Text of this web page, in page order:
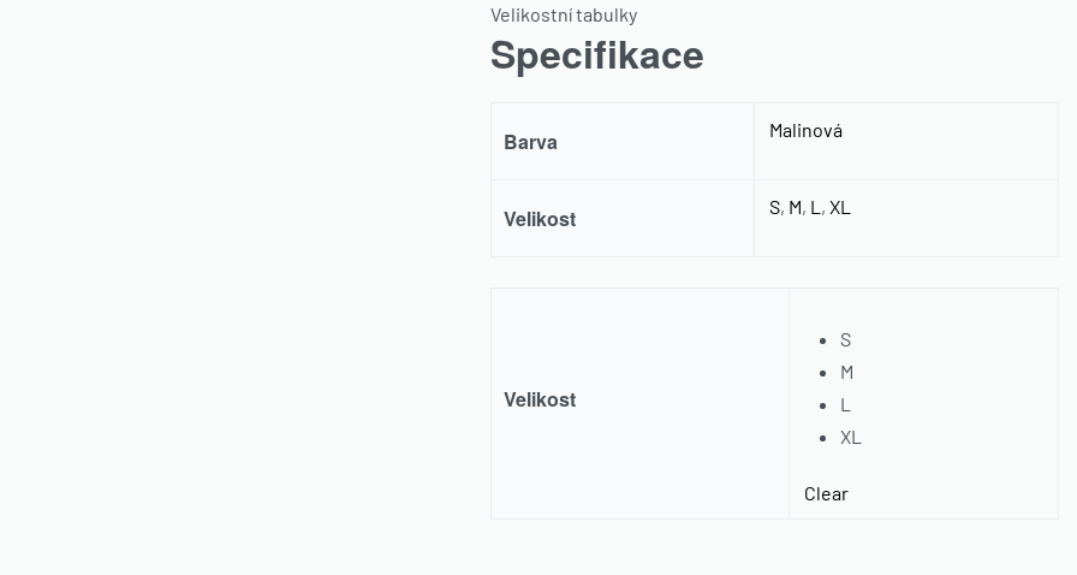
Velikostní tabulky
Specifikace
Barva Malinová
Velikost S, M, L , XL
Velikost
S
M
L
XL
Clear